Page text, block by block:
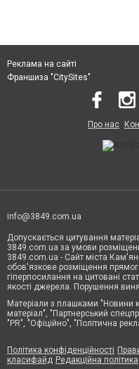
Реклама на сайті
Франшиза "CitySites"
Про нас
info@3849.com.ua
Допускається цитування
3849.com.ua за умови
3849.com.ua - Сайт міста
обов'язкове розміщення
гіперпосилання на цитовані
якості джерела. Порушення
Матеріали з плашками "Новини
матеріал", "Партнерський
"PR", "Офіційно", "Політична
Політика конфіденційності
класифайд Редакційна політика